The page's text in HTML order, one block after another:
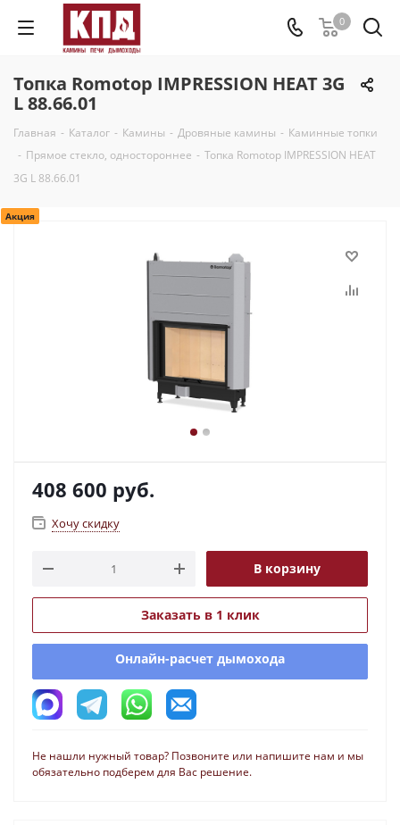
0
Топка Romotop IMPRESSION HEAT 3G
L 88.66.01
Главная - Каталог - Камины - Дровяные камины - Каминные топки
- Прямое стекло, одностороннее - Топка Romotop IMPRESSION HEAT
3G L 88.66.01
Акция
408 600 руб.
Хочу скидку
В корзину
Заказать в 1 клик
Онлайн-расчет дымохода
Не нашли нужный товар? Позвоните или напишите нам и мы
обязательно подберем для Вас решение.